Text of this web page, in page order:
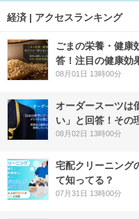
経済 | アクセスランキング
ごまの栄養・健康
答！注目の健康効
08月01日 13時00分
オーダースーツは
い」と回答！その
08月02日 13時00分
宅配クリーニング
て知ってる？
07月31日 13時00分